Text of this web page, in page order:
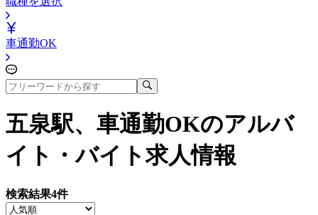
車通勤OK
五泉駅、車通勤OKのアルバ
イト・バイト求人情報
検索結果4件